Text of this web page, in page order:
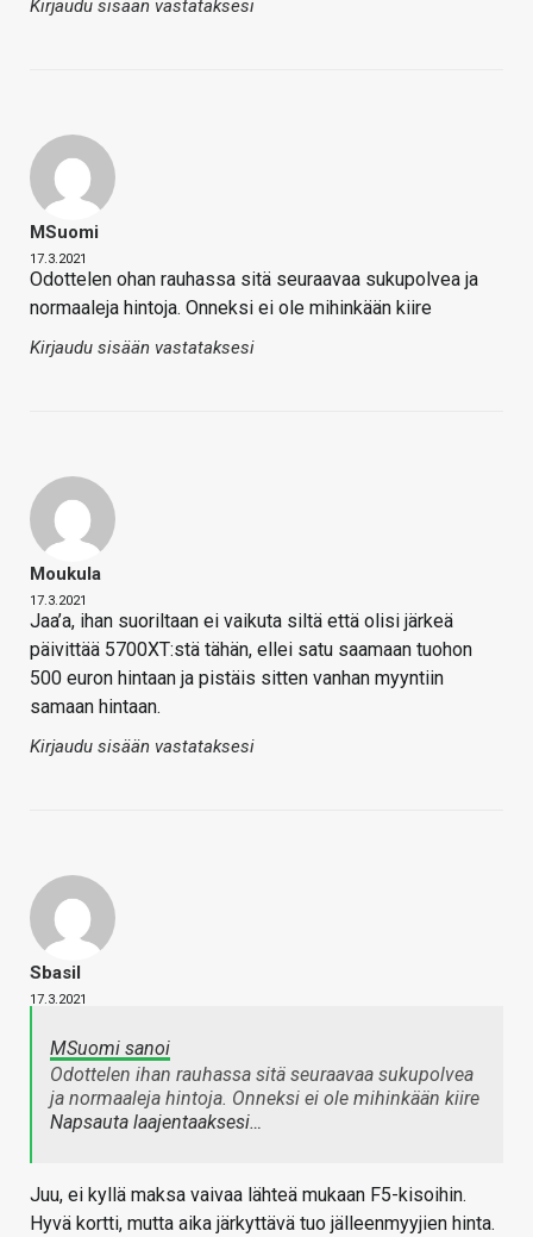
Kirjaudu sisään vastataksesi
MSuomi
17.3.2021
Odottelen ohan rauhassa sitä seuraavaa sukupolvea ja
normaaleja hintoja. Onneksi ei ole mihinkään kiire
Kirjaudu sisään vastataksesi
Moukula
17.3.2021
Jaa’a, ihan suoriltaan ei vaikuta siltä että olisi järkeä
päivittää 5700XT:stä tähän, ellei satu saamaan tuohon
500 euron hintaan ja pistäis sitten vanhan myyntiin
samaan hintaan.
Kirjaudu sisään vastataksesi
Sbasil
17.3.2021
MSuomi sanoi
Odottelen ihan rauhassa sitä seuraavaa sukupolvea
ja normaaleja hintoja. Onneksi ei ole mihinkään kiire
Napsauta laajentaaksesi…
Juu, ei kyllä maksa vaivaa lähteä mukaan F5-kisoihin.
Hyvä kortti, mutta aika järkyttävä tuo jälleenmyyjien hinta.